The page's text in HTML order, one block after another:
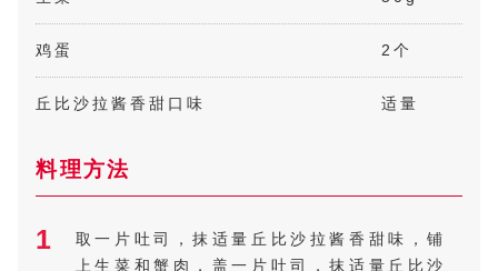
鸡蛋 2个
丘比沙拉酱香甜口味 适量
料理方法
1
取一片吐司，抹适量丘比沙拉酱香甜味，铺
上生菜和蟹肉，盖一片吐司，抹适量丘比沙